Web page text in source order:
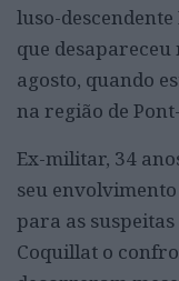
luso-
que
agosto, quando
na região de
Ex-militar, 34
seu
para as
Coquillat o